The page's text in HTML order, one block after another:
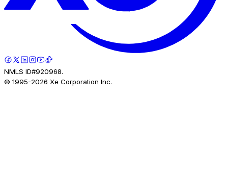
NMLS ID#920968.
© 1995-2026 Xe Corporation Inc.